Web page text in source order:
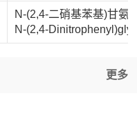
N-(2,4-二硝基苯基)甘氨
N-(2,4-
更多